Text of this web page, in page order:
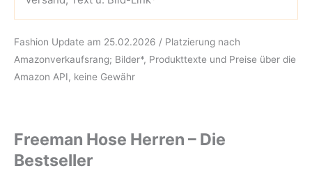
Fashion Update am 25.02.2026 / Platzierung nach
Amazonverkaufsrang; Bilder*, Produkttexte und Preise über die
Amazon API, keine Gewähr
Freeman Hose Herren – Die
Bestseller